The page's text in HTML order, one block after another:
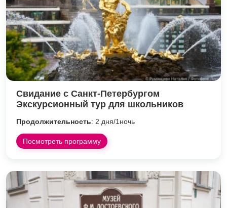
Свидание с Санкт-Петербургом
Экскурсионный тур для школьников
Продолжительность: 2 дня/1ночь
Посмотреть программу